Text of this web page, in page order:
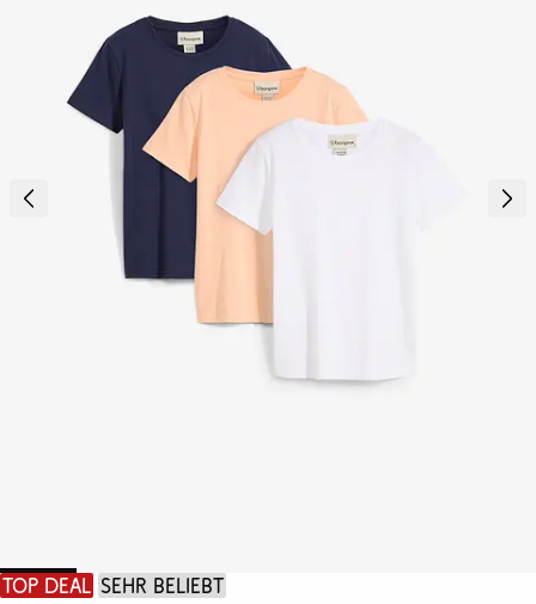
Top Deal Sehr beliebt